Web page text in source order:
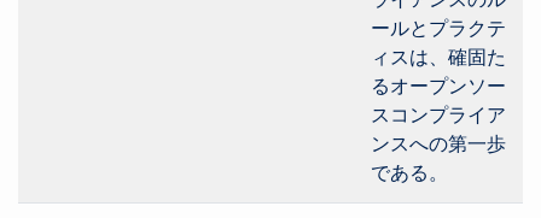
ールとプラクテ
ィスは、確固た
るオープンソー
スコンプライア
ンスへの第一歩
である。